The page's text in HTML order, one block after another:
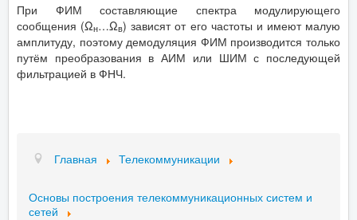
При ФИМ составляющие спектра модулирующего
сообщения (Ωн…Ωв) зависят от его частоты и имеют малую
амплитуду, поэтому демодуляция ФИМ производится только
путём преобразования в АИМ или ШИМ с последующей
фильтрацией в ФНЧ.
Главная Телекоммуникации
Основы построения телекоммуникационных систем и
сетей